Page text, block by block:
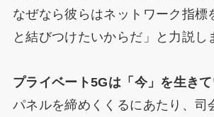
なぜなら彼らはネットワーク指標
と結びつけたいからだ」と力説し
プライベート5Gは「今」を生き
パネルを締めくくるにあたり、司